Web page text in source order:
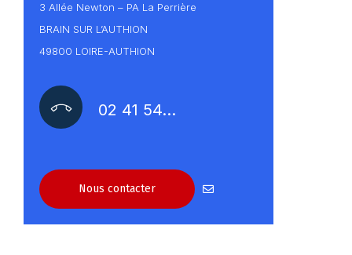
3 Allée Newton – PA La Perrière
BRAIN SUR L’AUTHION
49800 LOIRE-AUTHION
02 41 54…
Nous contacter